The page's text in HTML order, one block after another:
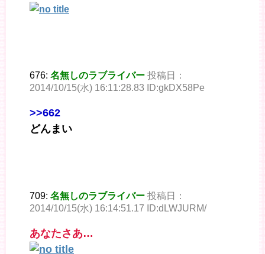
676: 名無しのラブライバー 投稿日：
2014/10/15(水) 16:11:28.83 ID:gkDX58Pe
>>662
どんまい
709: 名無しのラブライバー 投稿日：
2014/10/15(水) 16:14:51.17 ID:dLWJURM/
あなたさあ…